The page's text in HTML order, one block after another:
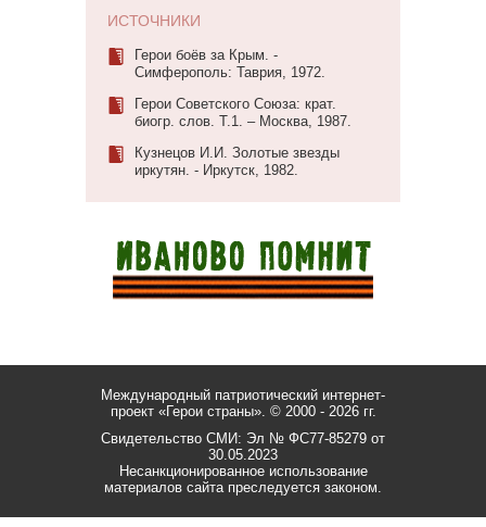
ИСТОЧНИКИ
Герои боёв за Крым. -
Симферополь: Таврия, 1972.
Герои Советского Союза: крат.
биогр. слов. Т.1. – Москва, 1987.
Кузнецов И.И. Золотые звезды
иркутян. - Иркутск, 1982.
Международный патриотический интернет-
проект «Герои страны». © 2000 - 2026 гг.
Свидетельство СМИ: Эл № ФС77-85279 от
30.05.2023
Несанкционированное использование
материалов сайта преследуется законом.